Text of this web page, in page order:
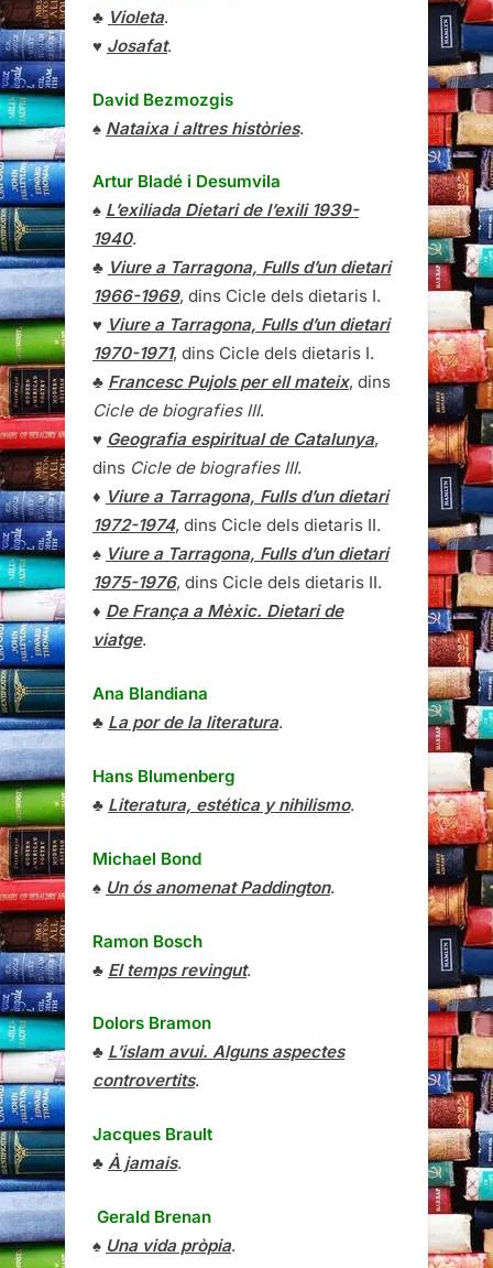
♣ Violeta.
♥ Josafat.
David Bezmozgis
♠ Nataixa i altres històries.
Artur Bladé i Desumvila
♠ L’exiliada Dietari de l’exili 1939-
1940.
♣ Viure a Tarragona, Fulls d’un dietari
1966-1969, dins Cicle dels dietaris I.
♥ Viure a Tarragona, Fulls d’un dietari
1970-1971, dins Cicle dels dietaris I.
♣ Francesc Pujols per ell mateix, dins
Cicle de biografies III.
♥ Geografia espiritual de Catalunya,
dins Cicle de biografies III.
♦ Viure a Tarragona, Fulls d’un dietari
1972-1974, dins Cicle dels dietaris II.
♠ Viure a Tarragona, Fulls d’un dietari
1975-1976, dins Cicle dels dietaris II.
♦ De França a Mèxic. Dietari de
viatge.
Ana Blandiana
♣ La por de la literatura.
Hans Blumenberg
♣ Literatura, estética y nihilismo.
Michael Bond
♠ Un ós anomenat Paddington.
Ramon Bosch
♣ El temps revingut.
Dolors Bramon
♣ L’islam avui. Alguns aspectes
controvertits.
Jacques Brault
♣ À jamais.
Gerald Brenan
♠ Una vida pròpia.